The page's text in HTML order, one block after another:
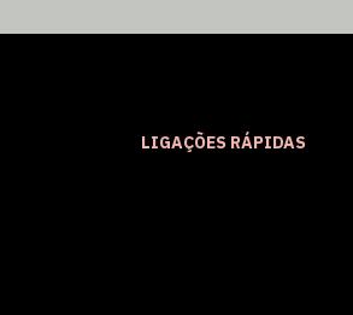
LIGAÇÕES RÁPIDAS